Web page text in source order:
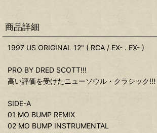
商品詳細
1997 US ORIGINAL 12" ( RCA / EX- . EX- )
PRO BY DRED SCOTT!!!
高い評価を受けたニューソウル・クラシック!!!
SIDE-A
01 MO BUMP REMIX
02 MO BUMP INSTRUMENTAL